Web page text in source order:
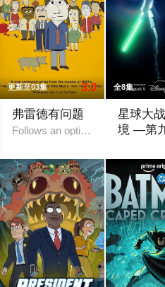
更新至03集 3.0
弗雷德有问题
Follows an optimistic man who
全8集
星球大
境 —第